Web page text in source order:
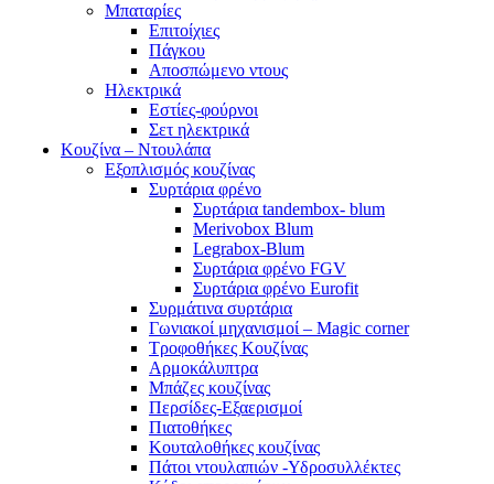
Μπαταρίες
Επιτοίχιες
Πάγκου
Αποσπώμενο ντους
Ηλεκτρικά
Εστίες-φούρνοι
Σετ ηλεκτρικά
Κουζίνα – Ντουλάπα
Εξοπλισμός κουζίνας
Συρτάρια φρένο
Συρτάρια tandembox- blum
Merivobox Blum
Legrabox-Blum
Συρτάρια φρένο FGV
Συρτάρια φρένο Eurofit
Συρμάτινα συρτάρια
Γωνιακοί μηχανισμοί – Magic corner
Τροφοθήκες Κουζίνας
Αρμοκάλυπτρα
Μπάζες κουζίνας
Περσίδες-Εξαερισμοί
Πιατοθήκες
Κουταλοθήκες κουζίνας
Πάτοι ντουλαπιών -Υδροσυλλέκτες